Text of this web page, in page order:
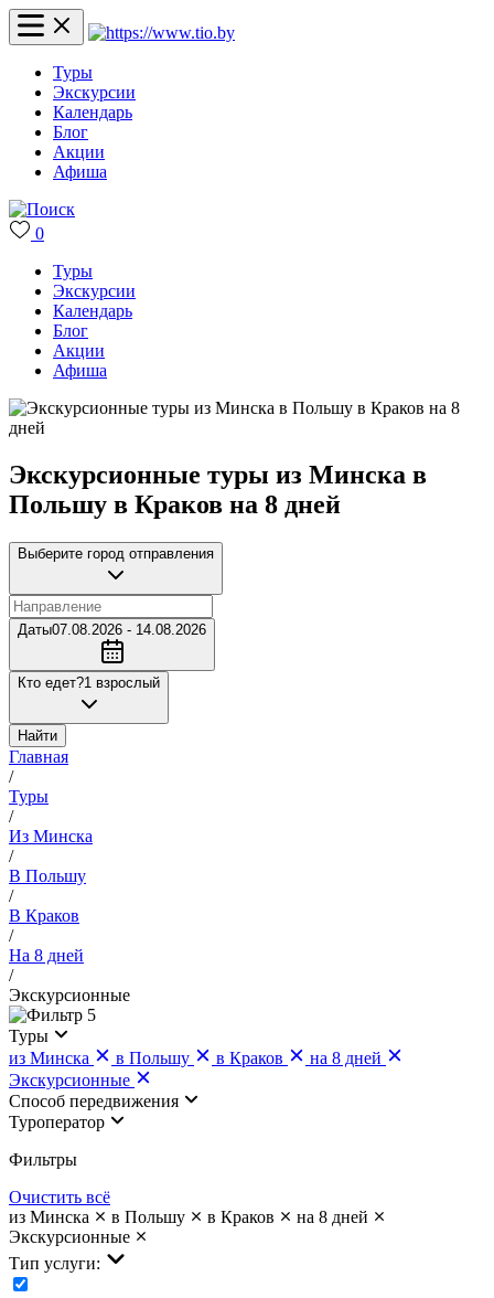
Туры
Экскурсии
Календарь
Блог
Акции
Афиша
0
Туры
Экскурсии
Календарь
Блог
Акции
Афиша
Экскурсионные туры из Минска в
Польшу в Краков на 8 дней
Выберите город отправления
Даты07.08.2026 - 14.08.2026
Кто едет?1 взрослый
Найти
Главная
/
Туры
/
Из Минска
/
В Польшу
/
В Краков
/
На 8 дней
/
Экскурсионные
5
Туры
из Минска
в Польшу в Краков
на 8 дней
Экскурсионные
Cпособ передвижения
Туроператор
Фильтры
Очистить всё
из Минска
в Польшу в Краков
на 8 дней
Экскурсионные
Тип услуги: